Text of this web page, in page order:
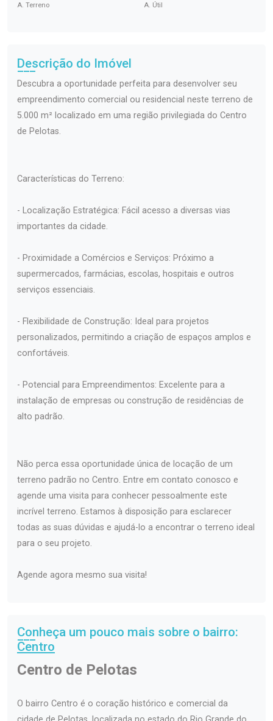
A. Terreno A. Útil
Descrição do Imóvel
Descubra a oportunidade perfeita para desenvolver seu
empreendimento comercial ou residencial neste terreno de
5.000 m² localizado em uma região privilegiada do Centro
de Pelotas.
Características do Terreno:
- Localização Estratégica: Fácil acesso a diversas vias
importantes da cidade.
- Proximidade a Comércios e Serviços: Próximo a
supermercados, farmácias, escolas, hospitais e outros
serviços essenciais.
- Flexibilidade de Construção: Ideal para projetos
personalizados, permitindo a criação de espaços amplos e
confortáveis.
- Potencial para Empreendimentos: Excelente para a
instalação de empresas ou construção de residências de
alto padrão.
Não perca essa oportunidade única de locação de um
terreno padrão no Centro. Entre em contato conosco e
agende uma visita para conhecer pessoalmente este
incrível terreno. Estamos à disposição para esclarecer
todas as suas dúvidas e ajudá-lo a encontrar o terreno ideal
para o seu projeto.
Agende agora mesmo sua visita!
Conheça um pouco mais sobre o bairro:
Centro
Centro de Pelotas
O bairro Centro é o coração histórico e comercial da